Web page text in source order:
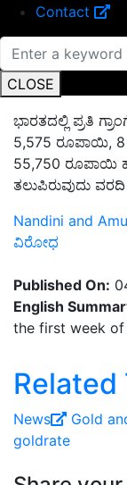
Contact
CLOSE
ಭಾರತದಲ್ಲಿ ಪ್ರತಿ
5,575 ರೂಪಾಯಿ, 8
55,750 ರೂಪಾಯಿ
ತಲುಪಿರುವುದು
ವಿರೋಧ
English
the first week of
Related
News Gold
goldrate